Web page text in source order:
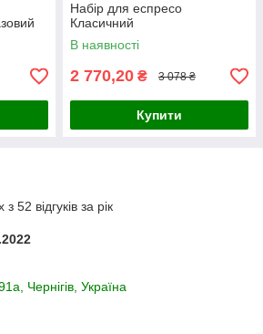
Набір для еспресо
Класичний
В наявності
2 770,20 ₴ 3 078 ₴
Купити
52 відгуків за рік
Чернігів, Україна